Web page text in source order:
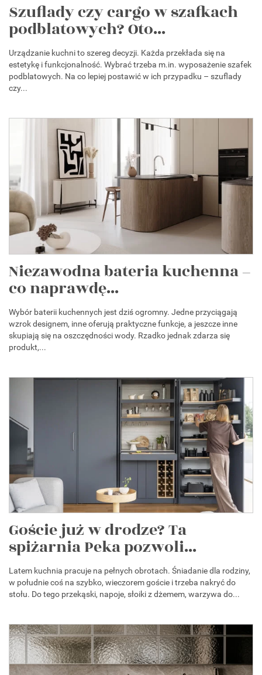
Szuflady czy cargo w szafkach
podblatowych? Oto...
Urządzanie kuchni to szereg decyzji. Każda przekłada się na
estetykę i funkcjonalność. Wybrać trzeba m.in. wyposażenie szafek
podblatowych. Na co lepiej postawić w ich przypadku – szuflady
czy...
Niezawodna bateria kuchenna –
co naprawdę...
Wybór baterii kuchennych jest dziś ogromny. Jedne przyciągają
wzrok designem, inne oferują praktyczne funkcje, a jeszcze inne
skupiają się na oszczędności wody. Rzadko jednak zdarza się
produkt,...
Goście już w drodze? Ta
spiżarnia Peka pozwoli...
Latem kuchnia pracuje na pełnych obrotach. Śniadanie dla rodziny,
w południe coś na szybko, wieczorem goście i trzeba nakryć do
stołu. Do tego przekąski, napoje, słoiki z dżemem, warzywa do...